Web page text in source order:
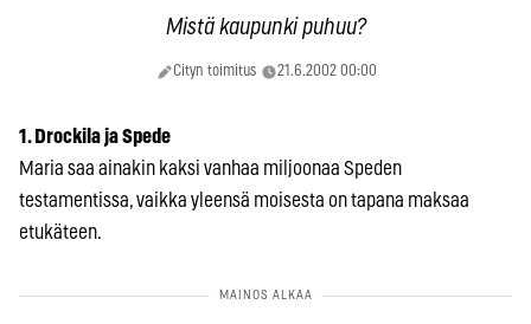
Mistä kaupunki puhuu?
Cityn toimitus 21.6.2002 00:00
1. Drockila ja Spede
Maria saa ainakin kaksi vanhaa miljoonaa Speden
testamentissa, vaikka yleensä moisesta on tapana maksaa
etukäteen.